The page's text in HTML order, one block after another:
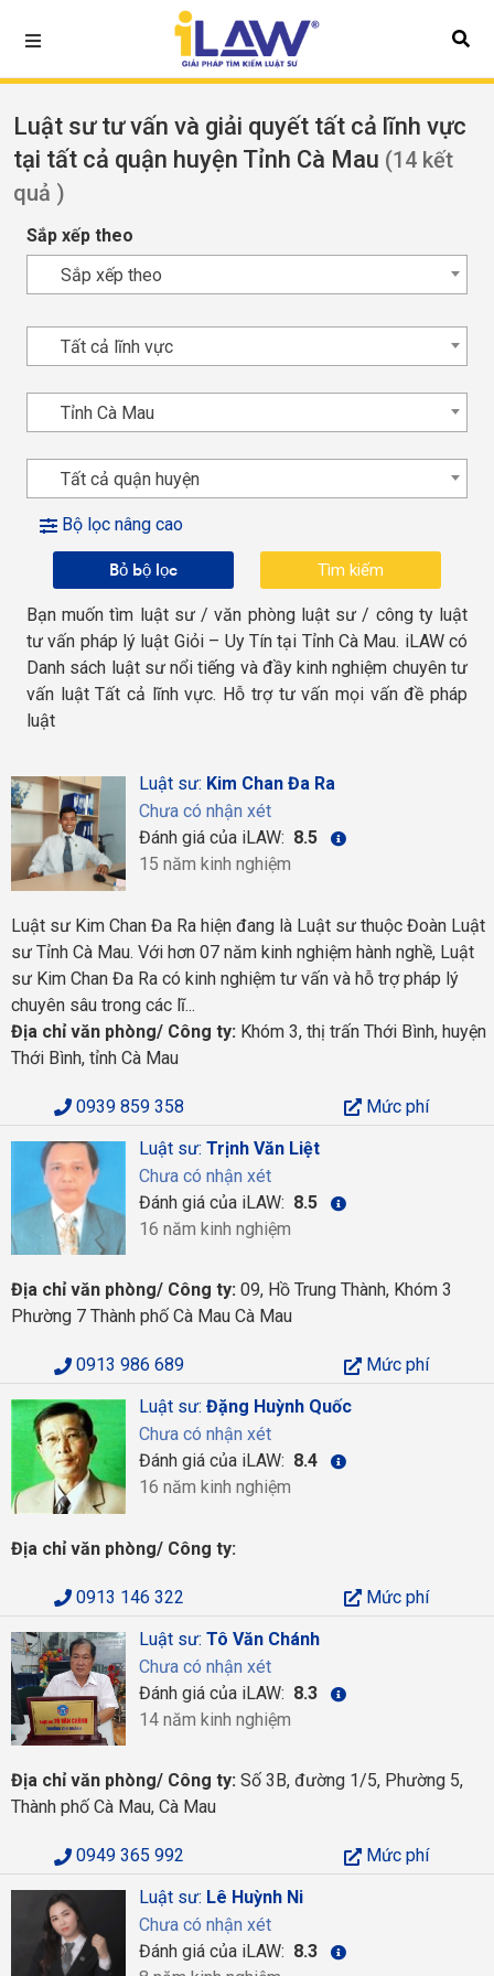
Luật sư tư vấn và giải quyết tất cả lĩnh vực
tại tất cả quận huyện Tỉnh Cà Mau (14 kết
quả )
Sắp xếp theo
Sắp xếp theo
Tất cả lĩnh vực
Tỉnh Cà Mau
Tất cả quận huyện
Bộ lọc nâng cao
Bỏ bộ lọc
Bạn muốn tìm luật sư / văn phòng luật sư / công ty luật
tư vấn pháp lý luật Giỏi – Uy Tín tại Tỉnh Cà Mau. iLAW có
Danh sách luật sư nổi tiếng và đầy kinh nghiệm chuyên tư
vấn luật Tất cả lĩnh vực. Hỗ trợ tư vấn mọi vấn đề pháp
luật
Luật sư: Kim Chan Đa Ra
Chưa có nhận xét
Đánh giá của iLAW: 8.5
15 năm kinh nghiệm
Luật sư Kim Chan Đa Ra hiện đang là Luật sư thuộc Đoàn Luật
sư Tỉnh Cà Mau. Với hơn 07 năm kinh nghiệm hành nghề, Luật
sư Kim Chan Đa Ra có kinh nghiệm tư vấn và hỗ trợ pháp lý
chuyên sâu trong các lĩ...
Địa chỉ văn phòng/ Công ty: Khóm 3, thị trấn Thới Bình, huyện
Thới Bình, tỉnh Cà Mau
0939 859 358
Mức phí
Luật sư: Trịnh Văn Liệt
Chưa có nhận xét
Đánh giá của iLAW: 8.5
16 năm kinh nghiệm
Địa chỉ văn phòng/ Công ty: 09, Hồ Trung Thành, Khóm 3
Phường 7 Thành phố Cà Mau Cà Mau
0913 986 689
Mức phí
Luật sư: Đặng Huỳnh Quốc
Chưa có nhận xét
Đánh giá của iLAW: 8.4
16 năm kinh nghiệm
Địa chỉ văn phòng/ Công ty:
0913 146 322
Mức phí
Luật sư: Tô Văn Chánh
Chưa có nhận xét
Đánh giá của iLAW: 8.3
14 năm kinh nghiệm
Địa chỉ văn phòng/ Công ty: Số 3B, đường 1/5, Phường 5,
Thành phố Cà Mau, Cà Mau
0949 365 992
Mức phí
Luật sư: Lê Huỳnh Ni
Chưa có nhận xét
Đánh giá của iLAW: 8.3